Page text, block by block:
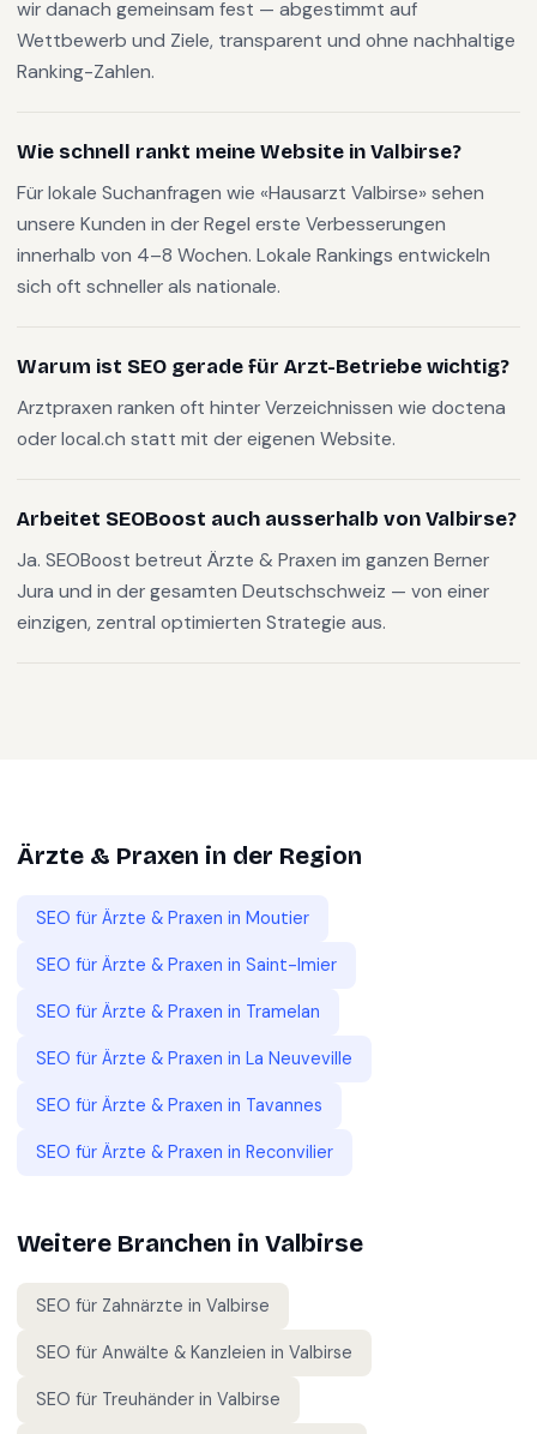
wir danach gemeinsam fest — abgestimmt auf
Wettbewerb und Ziele, transparent und ohne nachhaltige
Ranking-Zahlen.
Wie schnell rankt meine Website in Valbirse?
Für lokale Suchanfragen wie «Hausarzt Valbirse» sehen
unsere Kunden in der Regel erste Verbesserungen
innerhalb von 4–8 Wochen. Lokale Rankings entwickeln
sich oft schneller als nationale.
Warum ist SEO gerade für Arzt-Betriebe wichtig?
Arztpraxen ranken oft hinter Verzeichnissen wie doctena
oder local.ch statt mit der eigenen Website.
Arbeitet SEOBoost auch ausserhalb von Valbirse?
Ja. SEOBoost betreut Ärzte & Praxen im ganzen Berner
Jura und in der gesamten Deutschschweiz — von einer
einzigen, zentral optimierten Strategie aus.
Ärzte & Praxen in der Region
SEO für Ärzte & Praxen in Moutier
SEO für Ärzte & Praxen in Saint-Imier
SEO für Ärzte & Praxen in Tramelan
SEO für Ärzte & Praxen in La Neuveville
SEO für Ärzte & Praxen in Tavannes
SEO für Ärzte & Praxen in Reconvilier
Weitere Branchen in Valbirse
SEO für Zahnärzte in Valbirse
SEO für Anwälte & Kanzleien in Valbirse
SEO für Treuhänder in Valbirse